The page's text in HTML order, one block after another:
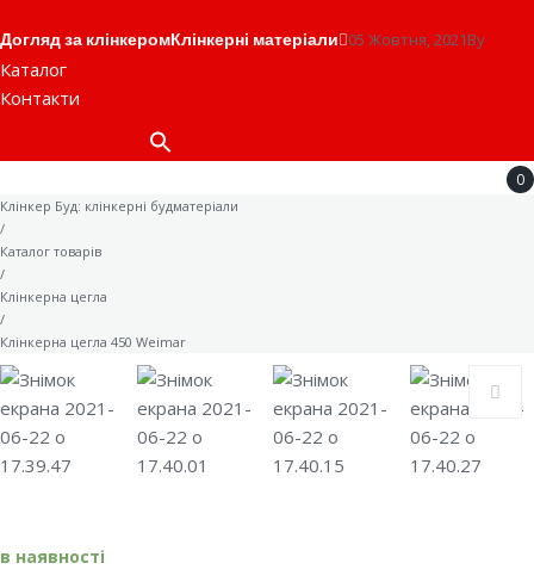
Догляд за клінкеромКлінкерні матеріали 05 Жовтня, 2021By
Каталог
Контакти
Search
for:
0
Клінкер Буд: клінкерні будматеріали
/
Каталог товарів
/
Клінкерна цегла
/
Клінкерна цегла 450 Weimar
в наявності